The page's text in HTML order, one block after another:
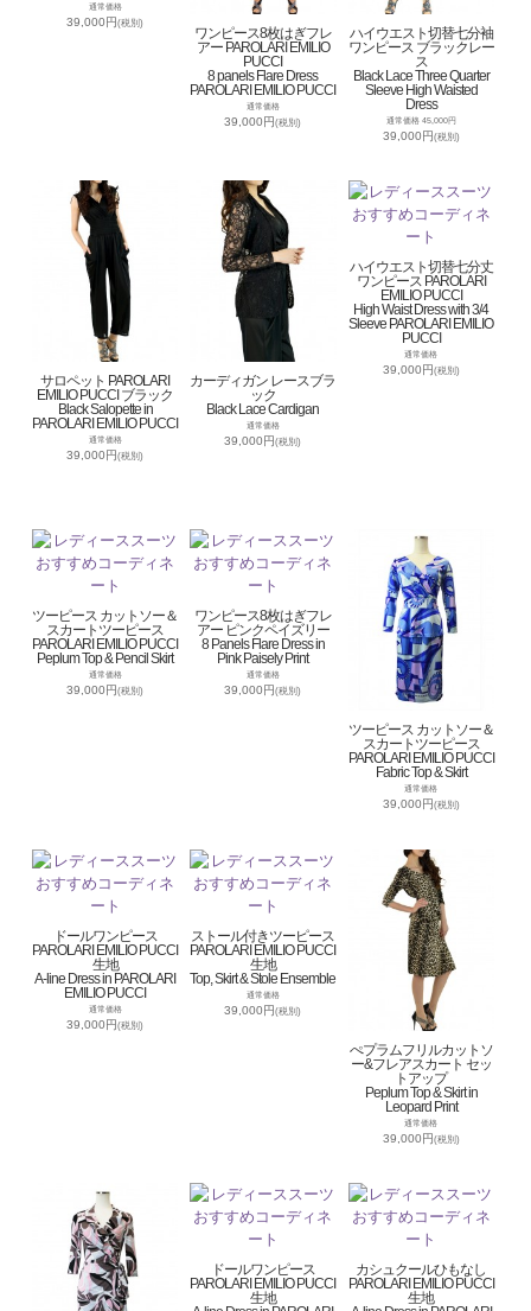
通常価格
39,000円(税別)
ワンピース8枚はぎフレ
アー PAROLARI EMILIO
PUCCI
8 panels Flare Dress
PAROLARI EMILIO PUCCI
通常価格
39,000円(税別)
ハイウエスト切替七分袖
ワンピース ブラックレー
ス
Black Lace Three Quarter
Sleeve High Waisted
Dress
通常価格 45,000円
39,000円(税別)
サロペット PAROLARI
EMILIO PUCCI ブラック
Black Salopette in
PAROLARI EMILIO PUCCI
通常価格
39,000円(税別)
カーディガン レースブラ
ック
Black Lace Cardigan
通常価格
39,000円(税別)
ハイウエスト切替七分丈
ワンピース PAROLARI
EMILIO PUCCI
High Waist Dress with 3/4
Sleeve PAROLARI EMILIO
PUCCI
通常価格
39,000円(税別)
ツーピース カットソー＆
スカートツーピース
PAROLARI EMILIO PUCCI
Peplum Top & Pencil Skirt
通常価格
39,000円(税別)
ワンピース8枚はぎフレ
アー ピンクペイズリー
8 Panels Flare Dress in
Pink Paisely Print
通常価格
39,000円(税別)
ツーピース カットソー＆
スカートツーピース
PAROLARI EMILIO PUCCI
Fabric Top & Skirt
通常価格
39,000円(税別)
ドールワンピース
PAROLARI EMILIO PUCCI
生地
A-line Dress in PAROLARI
EMILIO PUCCI
通常価格
39,000円(税別)
ストール付きツーピース
PAROLARI EMILIO PUCCI
生地
Top, Skirt & Stole Ensemble
通常価格
39,000円(税別)
ぺプラムフリルカットソ
ー&フレアスカート セッ
トアップ
Peplum Top & Skirt in
Leopard Print
通常価格
39,000円(税別)
ドールワンピース
PAROLARI EMILIO PUCCI
生地
カシュクールひもなし
PAROLARI EMILIO PUCCI
生地